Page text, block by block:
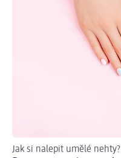
Jak si nalepit umělé nehty?